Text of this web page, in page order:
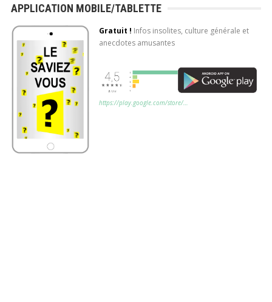
APPLICATION MOBILE/TABLETTE
Gratuit ! Infos insolites, culture générale et
anecdotes amusantes
https://play.google.com/store/…